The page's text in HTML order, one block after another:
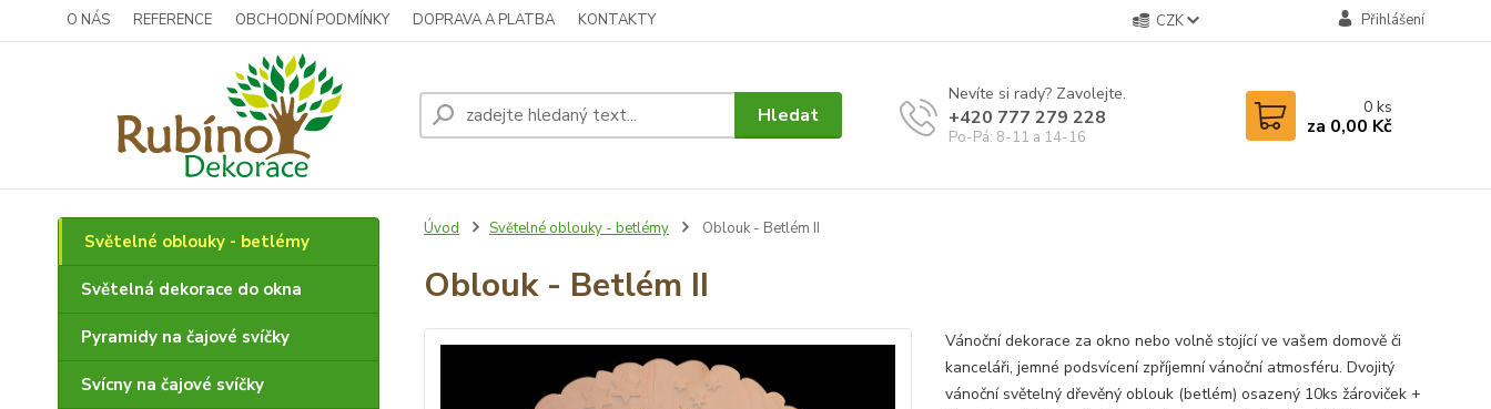
O NÁS REFERENCE OBCHODNÍ PODMÍNKY DOPRAVA A PLATBA KONTAKTY CZK Přihlášení
Hledat
Nevíte si rady? Zavolejte.
+420 777 279 228
Po-Pá: 8-11 a 14-16
0 ks
za 0,00 Kč
Světelné oblouky - betlémy
Světelná dekorace do okna
Pyramidy na čajové svíčky
Svícny na čajové svíčky
Úvod Světelné oblouky - betlémy Oblouk - Betlém II
Oblouk - Betlém II
Vánoční dekorace za okno nebo volně stojící ve vašem domově či
kanceláři, jemné podsvícení zpříjemní vánoční atmosféru. Dvojitý
vánoční světelný dřevěný oblouk (betlém) osazený 10ks žároviček +